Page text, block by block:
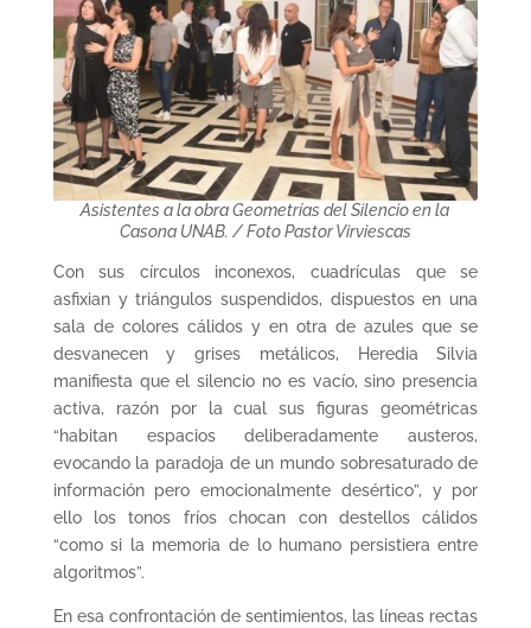
Asistentes a la obra Geometrías del Silencio en la
Casona UNAB. / Foto Pastor Virviescas
Con sus círculos inconexos, cuadrículas que se
asfixian y triángulos suspendidos, dispuestos en una
sala de colores cálidos y en otra de azules que se
desvanecen y grises metálicos, Heredia Silvia
manifiesta que el silencio no es vacío, sino presencia
activa, razón por la cual sus figuras geométricas
“habitan espacios deliberadamente austeros,
evocando la paradoja de un mundo sobresaturado de
información pero emocionalmente desértico”, y por
ello los tonos fríos chocan con destellos cálidos
“como si la memoria de lo humano persistiera entre
algoritmos”.
En esa confrontación de sentimientos, las líneas rectas